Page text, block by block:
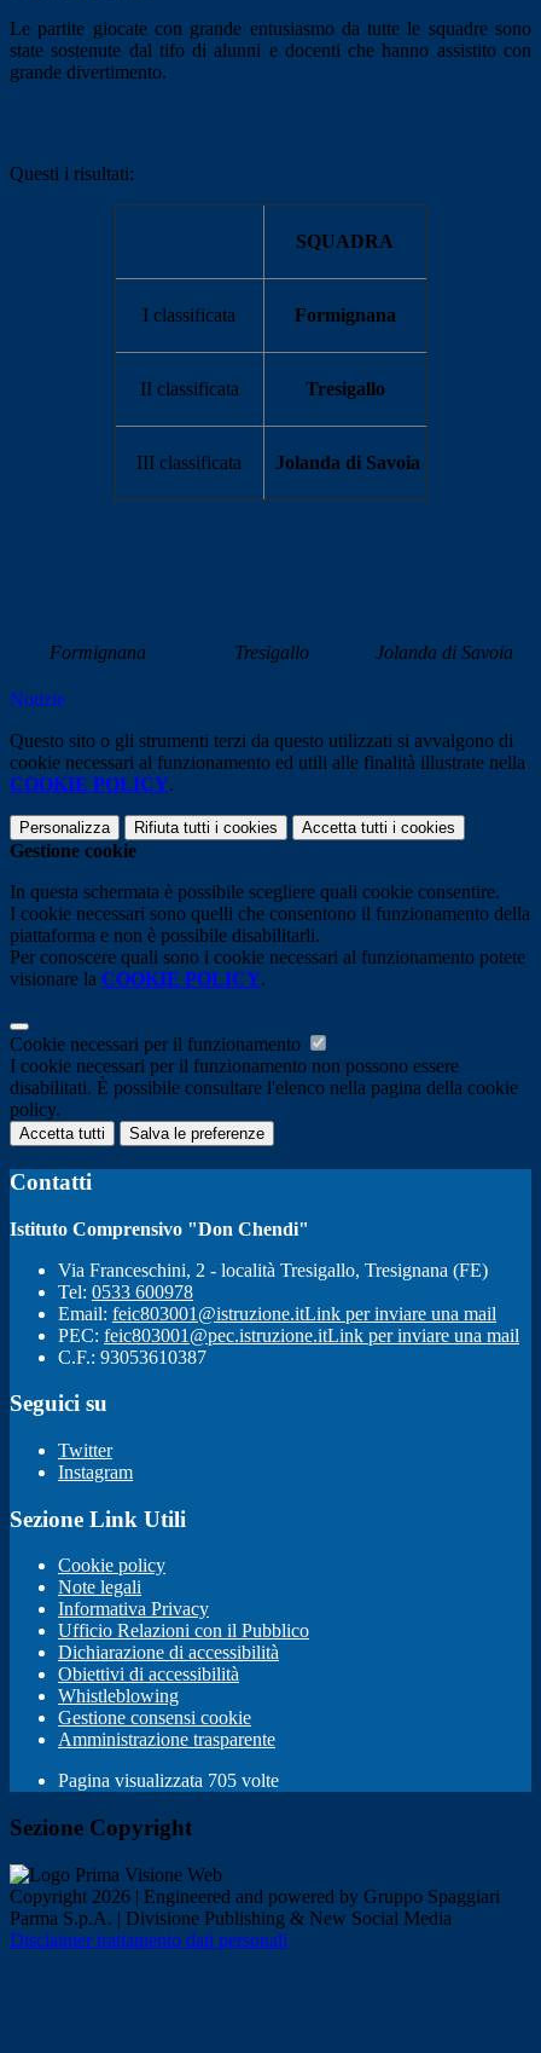
Le partite giocate con grande entusiasmo da tutte le squadre sono
state sostenute dal tifo di alunni e docenti che hanno assistito con
grande divertimento.
Questi i risultati:
SQUADRA
I classificata Formignana
II classificata Tresigallo
III classificata Jolanda di Savoia
Formignana Tresigallo Jolanda di Savoia
Notizie
Questo sito o gli strumenti terzi da questo utilizzati si avvalgono di
cookie necessari al funzionamento ed utili alle finalità illustrate nella
COOKIE POLICY.
Personalizza Rifiuta tutti i cookies Accetta tutti i cookies
Gestione cookie
In questa schermata è possibile scegliere quali cookie consentire.
I cookie necessari sono quelli che consentono il funzionamento della
piattaforma e non è possibile disabilitarli.
Per conoscere quali sono i cookie necessari al funzionamento potete
visionare la COOKIE POLICY.
Cookie necessari per il funzionamento
I cookie necessari per il funzionamento non possono essere
disabilitati. È possibile consultare l'elenco nella pagina della cookie
policy.
Accetta tutti Salva le preferenze
Contatti
Istituto Comprensivo "Don Chendi"
Via Franceschini, 2 - località Tresigallo, Tresignana (FE)
Tel: 0533 600978
Email: feic803001@istruzione.itLink per inviare una mail
PEC: feic803001@pec.istruzione.itLink per inviare una mail
C.F.: 93053610387
Seguici su
Twitter
Instagram
Sezione Link Utili
Cookie policy
Note legali
Informativa Privacy
Ufficio Relazioni con il Pubblico
Dichiarazione di accessibilità
Obiettivi di accessibilità
Whistleblowing
Gestione consensi cookie
Amministrazione trasparente
Pagina visualizzata 705 volte
Sezione Copyright
Copyright 2026 | Engineered and powered by Gruppo Spaggiari
Parma S.p.A. | Divisione Publishing & New Social Media
Disclaimer trattamento dati personali